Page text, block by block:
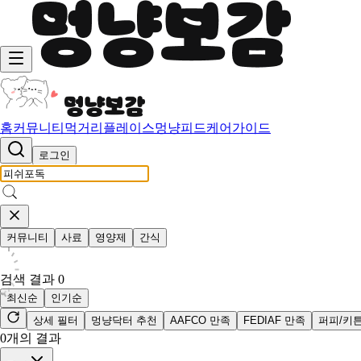
홈커뮤니티 먹거리 플레이스멍냥피드케어가이드
로그인
커뮤니티 사료 영양제 간식
검색 결과 0
최신순
인기순
상세 필터
멍냥닥터 추천 AAFCO 만족 FEDIAF 만족 퍼피/키
0개의 결과